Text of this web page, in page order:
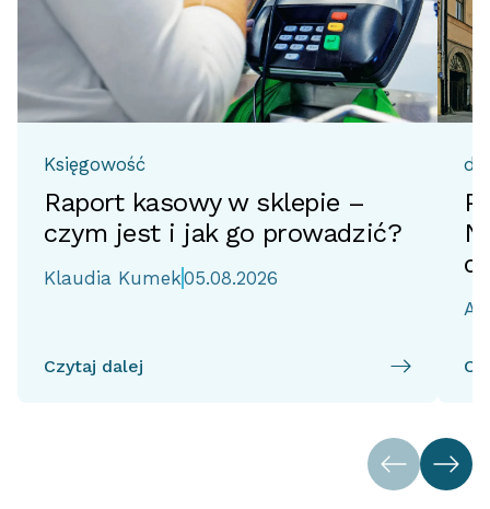
Księgowość
Raport kasowy w sklepie –
czym jest i jak go prowadzić?
Klaudia Kumek05.08.2026
Czytaj dalej